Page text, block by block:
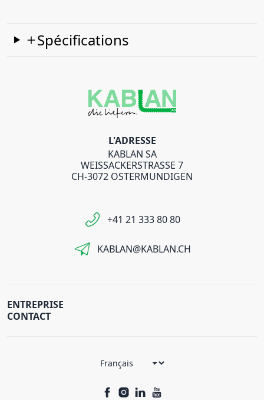
Spécifications
L'ADRESSE
KABLAN SA
WEISSACKERSTRASSE 7
CH-3072 OSTERMUNDIGEN
+41 21 333 80 80
KABLAN@KABLAN.CH
ENTREPRISE
CONTACT